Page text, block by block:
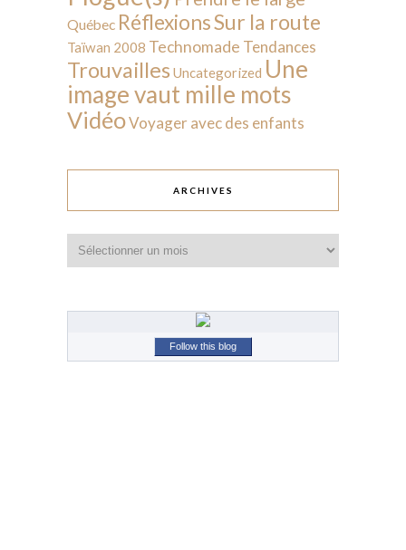
Québec RéflexionsSur la route
Taïwan 2008 Technomade Tendances
Trouvailles Uncategorized Une
image vaut mille mots
VidéoVoyager avec des enfants
ARCHIVES
Follow this blog